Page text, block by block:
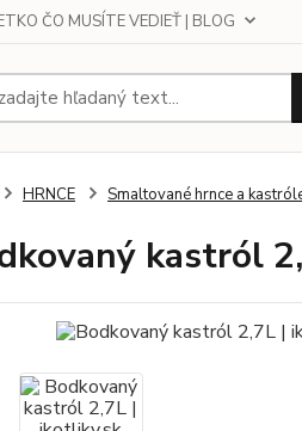
ČO MUSÍTE VEDIEŤ | BLOG
HRNCE Smaltované hrnce a
kastról